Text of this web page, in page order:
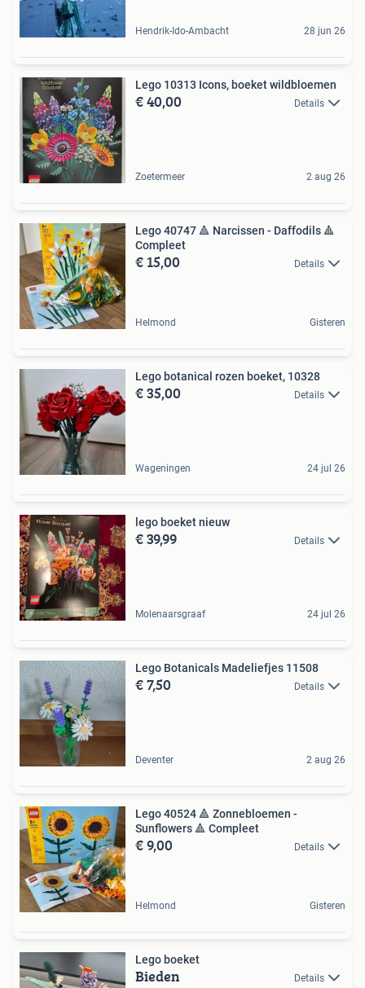
Hendrik-Ido-Ambacht 28 jun 26
Lego 10313 Icons, boeket wildbloemen
€ 40,00 Details
Zoetermeer 2 aug 26
Lego 40747 🔺 Narcissen - Daffodils 🔺
Compleet
€ 15,00 Details
Helmond Gisteren
Lego botanical rozen boeket, 10328
€ 35,00 Details
Wageningen 24 jul 26
lego boeket nieuw
€ 39,99 Details
Molenaarsgraaf 24 jul 26
Lego Botanicals Madeliefjes 11508
€ 7,50 Details
Deventer 2 aug 26
Lego 40524 🔺 Zonnebloemen -
Sunflowers 🔺 Compleet
€ 9,00 Details
Helmond Gisteren
Lego boeket
Bieden Details